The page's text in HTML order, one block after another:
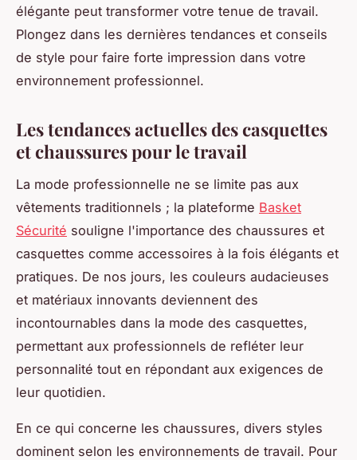
élégante peut transformer votre tenue de travail.
Plongez dans les dernières tendances et conseils
de style pour faire forte impression dans votre
environnement professionnel.
Les tendances actuelles des casquettes
et chaussures pour le travail
La mode professionnelle ne se limite pas aux
vêtements traditionnels ; la plateforme Basket
Sécurité souligne l'importance des chaussures et
casquettes comme accessoires à la fois élégants et
pratiques. De nos jours, les couleurs audacieuses
et matériaux innovants deviennent des
incontournables dans la mode des casquettes,
permettant aux professionnels de refléter leur
personnalité tout en répondant aux exigences de
leur quotidien.
En ce qui concerne les chaussures, divers styles
dominent selon les environnements de travail. Pour